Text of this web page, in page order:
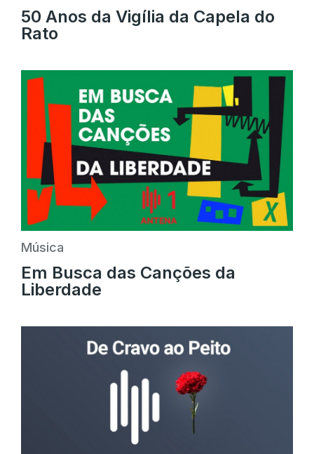
50 Anos da Vigília da Capela do
Rato
Música
Em Busca das Canções da
Liberdade